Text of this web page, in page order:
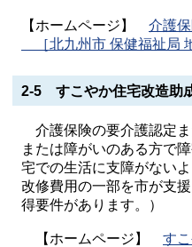
【ホームページ】 介護
［北九州市 保健福祉局
2-5 すこやか住宅改造助
介護保険の要介護認定ま
または障がいのある方で
宅での生活に支障がない
改修費用の一部を市が支
得要件があります。）
【ホームページ】 す